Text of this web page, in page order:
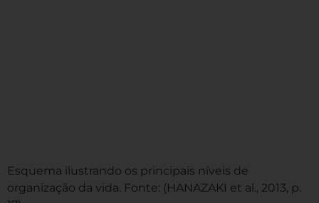
Esquema ilustrando os principais níveis de
organização da vida. Fonte: (HANAZAKI et al., 2013, p.